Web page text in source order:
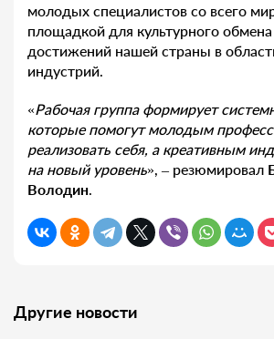
молодых специалистов со всего
площадкой для культурного
достижений нашей страны в
индустрий.
«Рабочая группа формирует
которые помогут молодым
реализовать себя, а креативным
на новый уровень», – резюмировал
Володин
Другие новости